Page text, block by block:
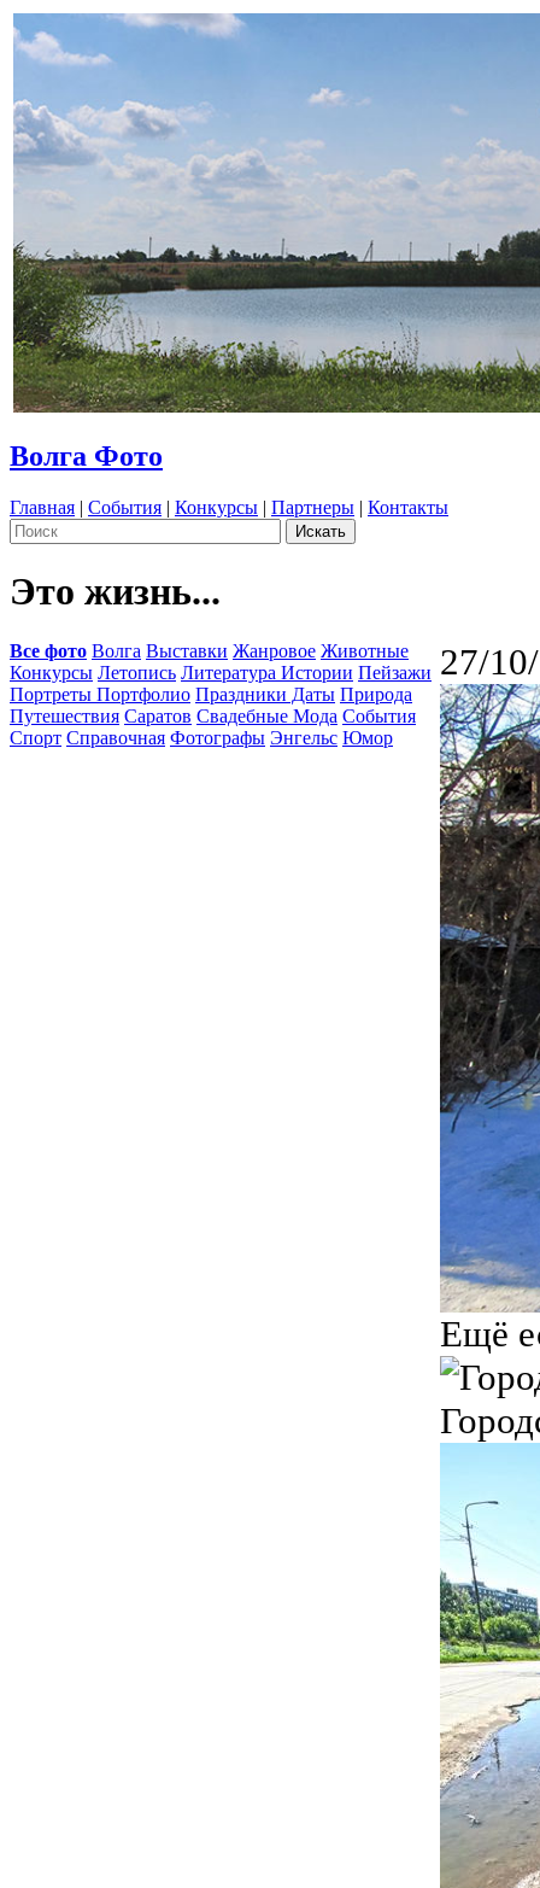
Волга Фото
Главная | События | Конкурсы | Партнеры | Контакты
Это жизнь...
Все фото Волга Выставки Жанровое Животные
Конкурсы Летопись Литература Истории Пейзажи
Портреты Портфолио Праздники Даты Природа
Путешествия Саратов Свадебные Мода События
Спорт Справочная Фотографы Энгельс Юмор
27/
Ещё